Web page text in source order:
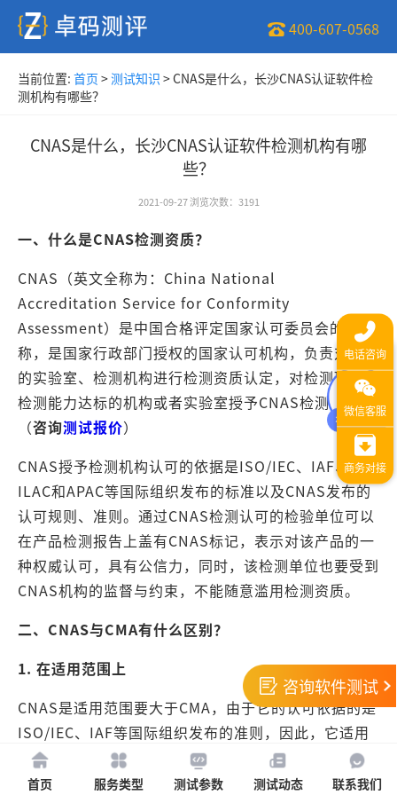
400-607-0568
当前位置: 首页 >测试知识 >CNAS是什么，长沙CNAS认证软件检
测机构有哪些？
CNAS是什么，长沙CNAS认证软件检测机构有哪
些？
2021-09-27 浏览次数： 3191
一、什么是CNAS检测资质？
CNAS（英文全称为：China National
Accreditation Service for Conformity
Assessment）是中国合格评定国家认可委员会的简
称，是国家行政部门授权的国家认可机构，负责对相关
的实验室、检测机构进行检测资质认定，对检测环境和
检测能力达标的机构或者实验室授予CNAS检测资质。
（咨询测试报价）
CNAS授予检测机构认可的依据是ISO/IEC、IAF、
ILAC和APAC等国际组织发布的标准以及CNAS发布的
认可规则、准则。通过CNAS检测认可的检验单位可以
在产品检测报告上盖有CNAS标记，表示对该产品的一
种权威认可，具有公信力，同时，该检测单位也要受到
CNAS机构的监督与约束，不能随意滥用检测资质。
二、 CNAS与CMA有什么区别？
1. 在适用范围上
CNAS是适用范围要大于CMA，由于它的认可依据的是
ISO/IEC、IAF等国际组织发布的准则，因此，它适用
于国际上的某些组织，而CMA主要在我国境内有效。
咨询软件测试
首页 服务类型 测试参数 测试动态 联系我们